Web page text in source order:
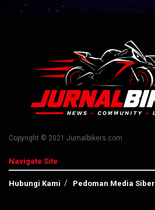
Copyright © 2021 Jurnalbikers.com
Navigate Site
Hubungi Kami Pedoman Media Siber